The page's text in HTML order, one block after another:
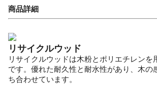
商品詳細
リサイクルウッド
リサイクルウッドは木粉とポリエチレンを
です。優れた耐久性と耐水性があり、木の
ち合わせています。